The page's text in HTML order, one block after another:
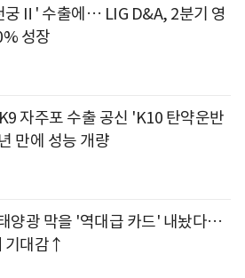
궁Ⅱ' 수출에… LIG D&A, 2분기 영
성장
자주포 수출 공신 'K10 탄약운반
만에 성능 개량
양광 막을 '역대급 카드' 내놨다…
기대감↑